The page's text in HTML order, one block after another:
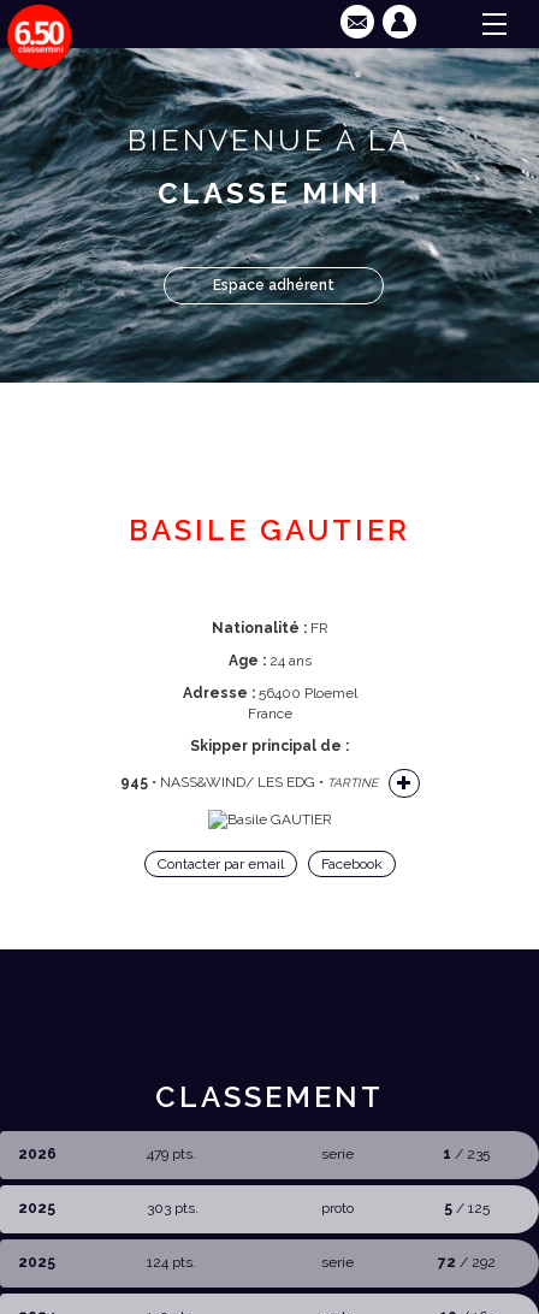
BIENVENUE À LA
CLASSE MINI
Espace adhérent
BASILE GAUTIER
Nationalité :FR
Age :24 ans
Adresse :56400 Ploemel
France
Skipper principal de :
945• NASS&WIND/ LES EDG • TARTINE
Contacter par email Facebook
CLASSEMENT
2026 479 pts. serie 1 / 235
2025 303 pts. proto 5/ 125
2025 124 pts. serie 72 / 292